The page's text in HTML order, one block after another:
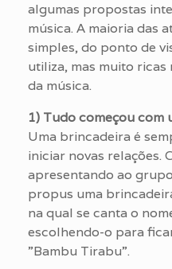
algumas propostas
música. A maioria das
simples, do ponto de
utiliza, mas muito
da música.
1) Tudo começou com
Uma brincadeira é
iniciar novas relações.
apresentando ao
propus uma
na qual se canta o
escolhendo-o para
”Bambu Tirabu”.